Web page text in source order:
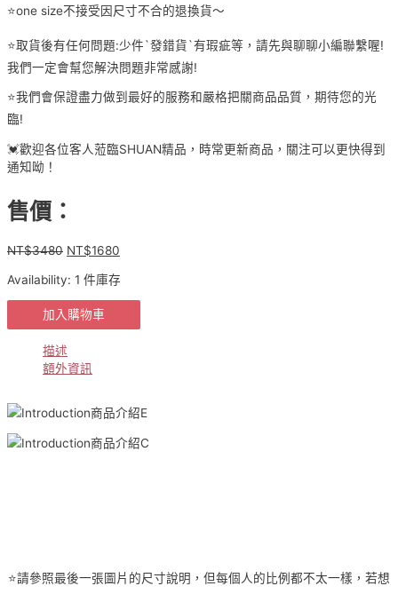
⭐️one size不接受因尺寸不合的退換貨～
⭐️取貨後有任何問題:少件`發錯貨`有瑕疵等，請先與聊聊小編聯繫喔!
我們一定會幫您解決問題非常感謝!
⭐️我們會保證盡力做到最好的服務和嚴格把關商品品質，期待您的光
臨!
💓歡迎各位客人蒞臨SHUAN精品，時常更新商品，關注可以更快得到
通知呦！
售價：
NT$3480 原
價
格：
NT$3480。
NT$1680目
格：
Availability: 1 件庫存
貨
高
訂
名
風
加入購物車
描述
額外資訊
⭐️請參照最後一張圖片的尺寸說明，但每個人的比例都不太一樣，若想